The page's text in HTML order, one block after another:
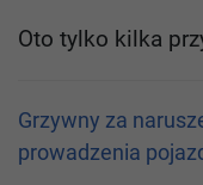
Oto tylko kilka
Grzywny za
prowadzenia